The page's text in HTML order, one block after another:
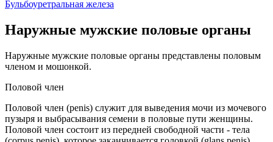
Бульбоуретральная железа
Наружные мужские половые органы
Наружные мужские половые органы представлены половым
членом и мошонкой.
Половой член
Половой член (penis) служит для выведения мочи из мочевого
пузыря и выбрасывания семени в половые пути женщины.
Половой член состоит из передней свободной части - тела